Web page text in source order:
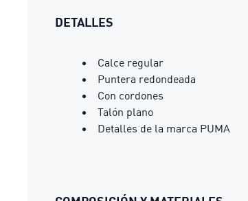
DETALLES
Calce regular
Puntera redondeada
Con cordones
Talón plano
Detalles de la marca PUMA